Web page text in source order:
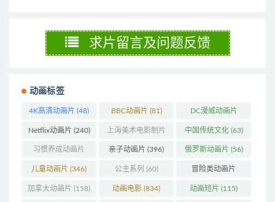
求片留言及问题反馈
动画标签
4K高清动画片 (48) BBC动画片 (81) DC漫威动画片
(104)
Netflix动画片 (240) 上海美术电影制片
厂(126)
中国传统文化(63)
习惯养成动画片
(74)
亲子动画片 (396) 俄罗斯动画片 (56)
儿童动画片 (346) 公主系列 (60) 冒险类动画片
(1273)
加拿大动画片 (158) 动画电影 (834) 动画短片 (115)